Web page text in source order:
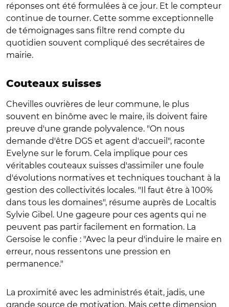
réponses ont été formulées à ce jour. Et le compteur
continue de tourner. Cette somme exceptionnelle
de témoignages sans filtre rend compte du
quotidien souvent compliqué des secrétaires de
mairie.
Couteaux suisses
Chevilles ouvrières de leur commune, le plus
souvent en binôme avec le maire, ils doivent faire
preuve d'une grande polyvalence. "On nous
demande d'être DGS et agent d'accueil", raconte
Evelyne sur le forum. Cela implique pour ces
véritables couteaux suisses d'assimiler une foule
d'évolutions normatives et techniques touchant à la
gestion des collectivités locales. "Il faut être à 100%
dans tous les domaines", résume auprès de Localtis
Sylvie Gibel. Une gageure pour ces agents qui ne
peuvent pas partir facilement en formation. La
Gersoise le confie : "Avec la peur d'induire le maire en
erreur, nous ressentons une pression en
permanence."
La proximité avec les administrés était, jadis, une
grande source de motivation. Mais cette dimension